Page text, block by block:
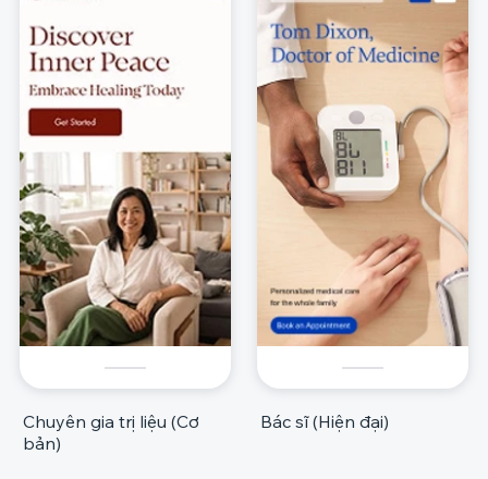
Chuyên gia trị liệu (Cơ
bản)
Bác sĩ (Hiện đại)